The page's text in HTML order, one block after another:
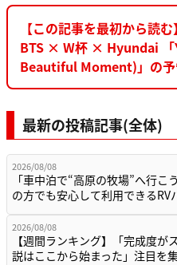
【この記事を最初から読む】
BTS × W杯 × Hyundai
Beautiful Moment)」の予
最新の投稿記事(全体)
2026/08/08
「車中泊で“高原の牧場”へ行こ
の方でも安心して利用できる
2026/08/08
【週間ランキング】「完成度
説はここから始まった」注目を